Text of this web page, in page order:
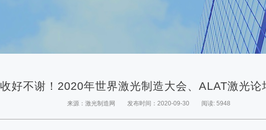
收好不谢！2020年世界激光制造大会、ALAT激光论
来源：激光制造网 发布时间：2020-09-30 阅读: 5948